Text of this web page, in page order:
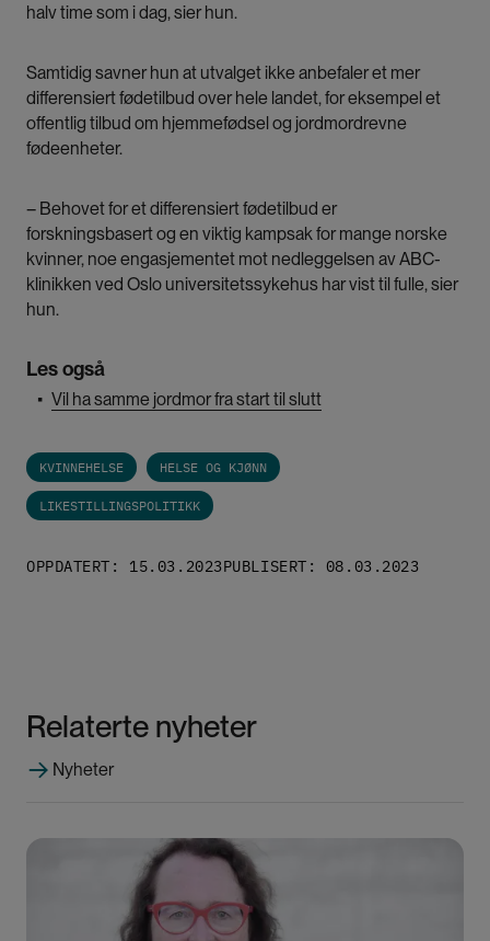
halv time som i dag, sier hun.
Samtidig savner hun at utvalget ikke anbefaler et mer
differensiert fødetilbud over hele landet, for eksempel et
offentlig tilbud om hjemmefødsel og jordmordrevne
fødeenheter.
– Behovet for et differensiert fødetilbud er
forskningsbasert og en viktig kampsak for mange norske
kvinner, noe engasjementet mot nedleggelsen av ABC-
klinikken ved Oslo universitetssykehus har vist til fulle, sier
hun.
Les også
▪ Vil ha samme jordmor fra start til slutt
KVINNEHELSE HELSE OG KJØNN
LIKESTILLINGSPOLITIKK
OPPDATERT: 15.03.2023PUBLISERT: 08.03.2023
Relaterte nyheter
Nyheter
Bilde